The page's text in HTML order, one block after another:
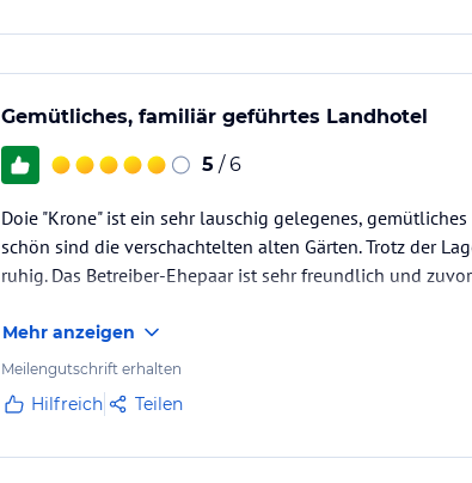
Gemütliches, familiär geführtes Landhotel
5 / 6
Doie "Krone" ist ein sehr lauschig gelegenes,
schön sind die verschachtelten alten Gärten. Trotz der
ruhig. Das Betreiber-Ehepaar ist sehr freundlich und
Mehr anzeigen
Meilengutschrift erhalten
Hilfreich Teilen